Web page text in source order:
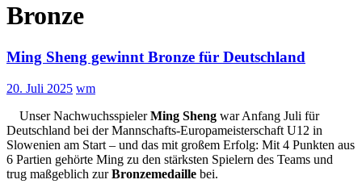
Bronze
Ming Sheng gewinnt Bronze für Deutschland
20. Juli 2025 wm
Unser NachwuchsspielerMing Sheng war Anfang Juli für
Deutschland bei der Mannschafts-Europameisterschaft U12 in
Slowenien am Start – und das mit großem Erfolg: Mit 4 Punkten aus
6 Partien gehörte Ming zu den stärksten Spielern des Teams und
trug maßgeblich zurBronzemedaille bei.